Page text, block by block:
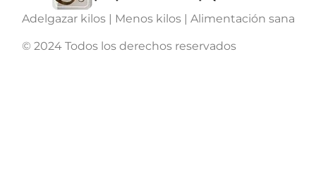
Adelgazar kilos | Menos kilos | Alimentación sana
© 2024 Todos los derechos reservados